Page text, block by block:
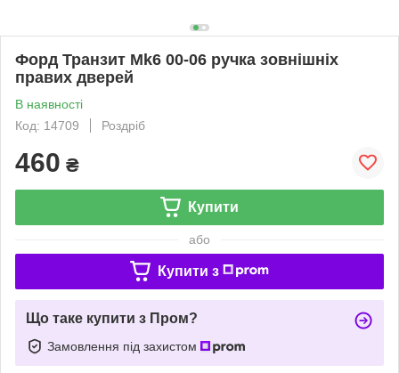
Форд Транзит Mk6 00-06 ручка зовнішніх
правих дверей
В наявності
Код: 14709
Роздріб
460 ₴
Купити
або
Купити з
Що таке купити з Пром?
Замовлення під захистом